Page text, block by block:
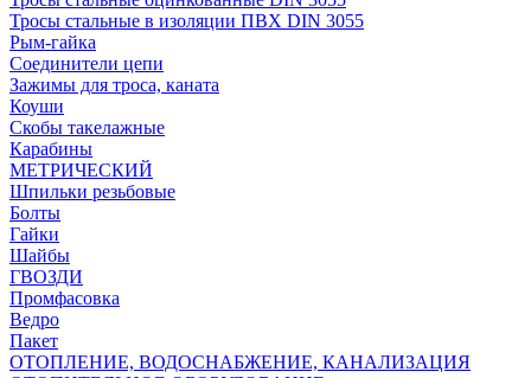
Тросы стальные в изоляции ПВХ DIN 3055
Рым-гайка
Соединители цепи
Зажимы для троса, каната
Коуши
Скобы такелажные
Карабины
МЕТРИЧЕСКИЙ
Шпильки резьбовые
Болты
Гайки
Шайбы
ГВОЗДИ
Промфасовка
Ведро
Пакет
ОТОПЛЕНИЕ, ВОДОСНАБЖЕНИЕ, КАНАЛИЗАЦИЯ